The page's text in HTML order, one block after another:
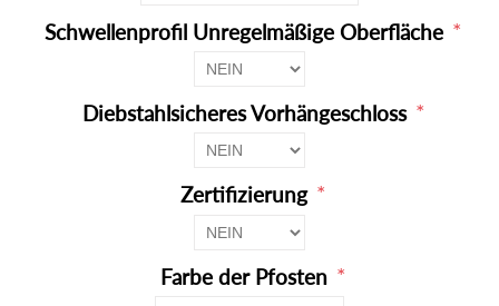
Schwellenprofil Unregelmäßige Oberfläche *
Diebstahlsicheres Vorhängeschloss *
Zertifizierung *
Farbe der Pfosten *